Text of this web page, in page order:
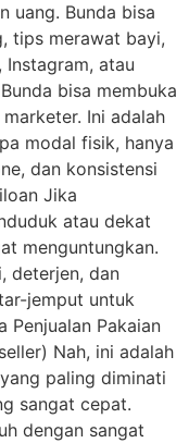
uang. Bunda bisa
tips merawat bayi,
atau
bisa membuka
Ini adalah
modal fisik, hanya
dan konsistensi
Jika
atau dekat
menguntungkan.
deterjen, dan
jemput untuk
Penjualan Pakaian
Nah, ini adalah
paling diminati
sangat cepat.
dengan sangat